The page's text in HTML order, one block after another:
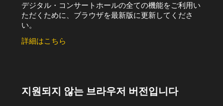
デジタル・コンサートホールの全ての機能をご利用い
ただくために、ブラウザを最新版に更新してくださ
い。
詳細はこちら
지원되지 않는 브라우저 버전입니다